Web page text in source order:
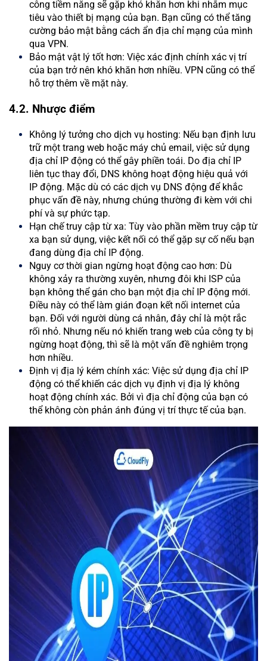
công tiềm năng sẽ gặp khó khăn hơn khi nhắm mục
tiêu vào thiết bị mạng của bạn. Bạn cũng có thể tăng
cường bảo mật bằng cách ẩn địa chỉ mạng của mình
qua VPN.
Bảo mật vật lý tốt hơn: Việc xác định chính xác vị trí
của bạn trở nên khó khăn hơn nhiều. VPN cũng có thể
hỗ trợ thêm về mặt này.
4.2. Nhược điểm
Không lý tưởng cho dịch vụ hosting: Nếu bạn định lưu
trữ một trang web hoặc máy chủ email, việc sử dụng
địa chỉ IP động có thể gây phiền toái. Do địa chỉ IP
liên tục thay đổi, DNS không hoạt động hiệu quả với
IP động. Mặc dù có các dịch vụ DNS động để khắc
phục vấn đề này, nhưng chúng thường đi kèm với chi
phí và sự phức tạp.
Hạn chế truy cập từ xa: Tùy vào phần mềm truy cập từ
xa bạn sử dụng, việc kết nối có thể gặp sự cố nếu bạn
đang dùng địa chỉ IP động.
Nguy cơ thời gian ngừng hoạt động cao hơn: Dù
không xảy ra thường xuyên, nhưng đôi khi ISP của
bạn không thể gán cho bạn một địa chỉ IP động mới.
Điều này có thể làm gián đoạn kết nối internet của
bạn. Đối với người dùng cá nhân, đây chỉ là một rắc
rối nhỏ. Nhưng nếu nó khiến trang web của công ty bị
ngừng hoạt động, thì sẽ là một vấn đề nghiêm trọng
hơn nhiều.
Định vị địa lý kém chính xác: Việc sử dụng địa chỉ IP
động có thể khiến các dịch vụ định vị địa lý không
hoạt động chính xác. Bởi vì địa chỉ động của bạn có
thể không còn phản ánh đúng vị trí thực tế của bạn.